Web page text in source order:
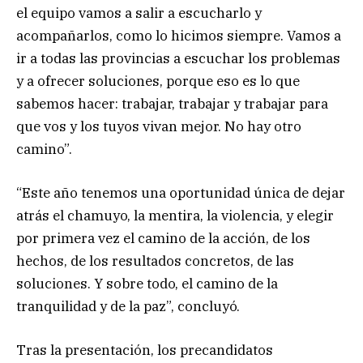
el equipo vamos a salir a escucharlo y
acompañarlos, como lo hicimos siempre. Vamos a
ir a todas las provincias a escuchar los problemas
y a ofrecer soluciones, porque eso es lo que
sabemos hacer: trabajar, trabajar y trabajar para
que vos y los tuyos vivan mejor. No hay otro
camino”.
“Este año tenemos una oportunidad única de dejar
atrás el chamuyo, la mentira, la violencia, y elegir
por primera vez el camino de la acción, de los
hechos, de los resultados concretos, de las
soluciones. Y sobre todo, el camino de la
tranquilidad y de la paz”, concluyó.
Tras la presentación, los precandidatos